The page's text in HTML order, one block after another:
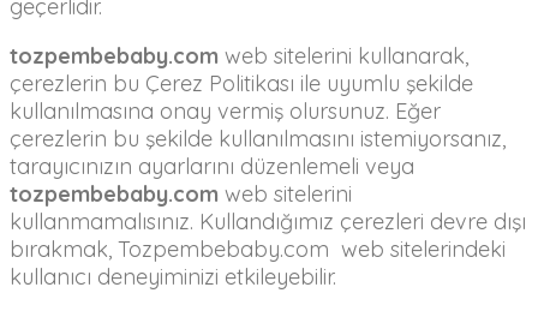
geçerlidir.
tozpembebaby.com web sitelerini kullanarak,
çerezlerin bu Çerez Politikası ile uyumlu şekilde
kullanılmasına onay vermiş olursunuz. Eğer
çerezlerin bu şekilde kullanılmasını istemiyorsanız,
tarayıcınızın ayarlarını düzenlemeli veya
tozpembebaby.com web sitelerini
kullanmamalısınız. Kullandığımız çerezleri devre dışı
bırakmak, Tozpembebaby.com web sitelerindeki
kullanıcı deneyiminizi etkileyebilir.